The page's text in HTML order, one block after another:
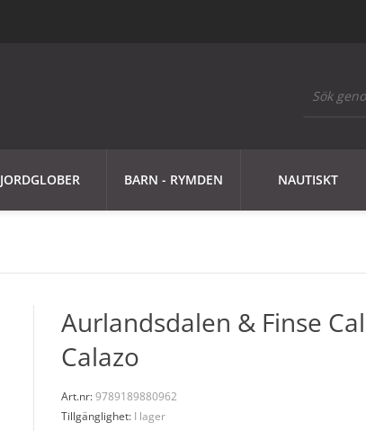
JORDGLOBER BARN - RYMDEN NAUTISKT
Aurlandsdalen & Finse
Calazo
Art.nr:9789189880962
Tillgänglighet: I lager